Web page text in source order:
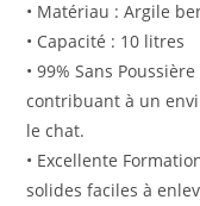
• Matériau : Argile
• Capacité : 10 litres
• 99% Sans
contribuant à un
le chat.
• Excellente
solides faciles à